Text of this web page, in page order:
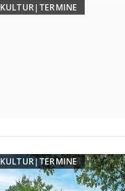
KULTUR|TERMINE
KULTUR|TERMINE